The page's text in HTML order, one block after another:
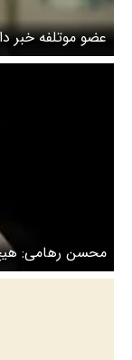
عضو موتلفه خبر
قالیباف از
محسن رهامی:
نظام بیان کند /